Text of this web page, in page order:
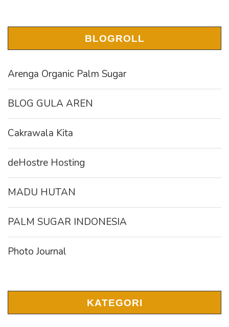
BLOGROLL
Arenga Organic Palm Sugar
BLOG GULA AREN
Cakrawala Kita
deHostre Hosting
MADU HUTAN
PALM SUGAR INDONESIA
Photo Journal
KATEGORI